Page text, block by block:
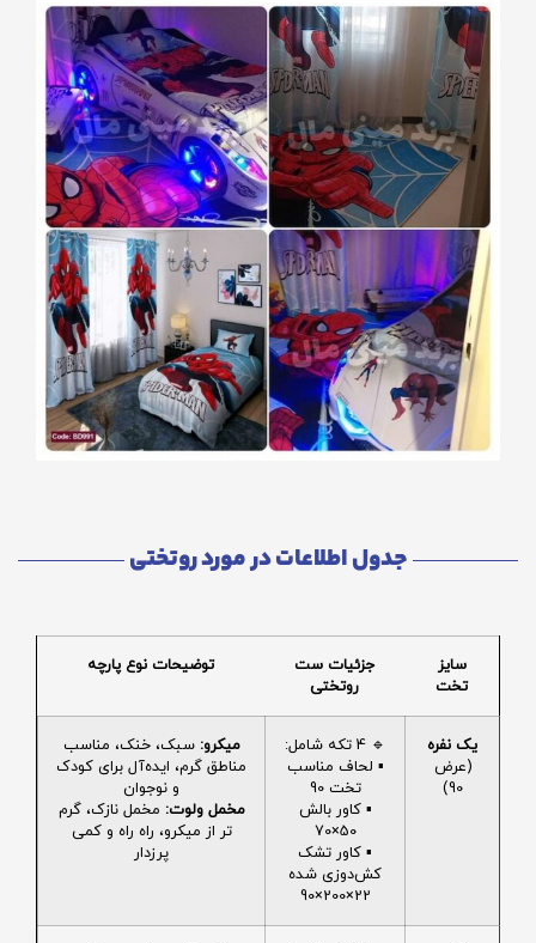
جدول اطلاعات در مورد روتختی
سایز
تخت
جزئیات ست
روتختی
توضیحات نوع پارچه
یک نفره
(عرض
90)
🔹 4 تکه شامل:
▪️ لحاف مناسب
تخت 90
▪️ کاور بالش
50×70
▪️ کاور تشک
کش‌دوزی شده
22×200×90
میکرو: سبک، خنک، مناسب
مناطق گرم، ایده‌آل برای کودک
و نوجوان
مخمل ولوت: مخمل نازک، گرم
تر از میکرو، راه راه و کمی
پرزدار